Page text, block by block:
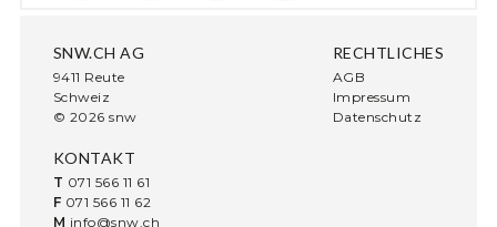
SNW.CH AG
9411 Reute
Schweiz
© 2026 snw
KONTAKT
T 071 566 11 61
F 071 566 11 62
M info@snw.ch
RECHTLICHES
AGB
Impressum
Datenschutz